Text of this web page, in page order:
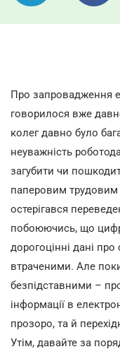
Про запровадження
говорилося вже
колег давно було
неуважність
загубити чи
паперовим трудовим
остерігався
побоюючись, що
дорогоцінні дані
втраченими. Але
безпідставними –
інформації в
прозоро, та й
Утім, давайте за